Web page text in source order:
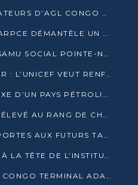
EN FORMATION JUSQU’EN JUILLET
FRAUDE À LA SIMBOX : L’ARPCE DÉMANTÈLE UN RÉSEAU UTILISANT DES CARTES SIM OUGANDAISES
CONGO TERMINAL ET LE SAMU SOCIAL POINTE-NOIRE RENOUVELLENT LEUR PARTENARIAT EN FAVEUR DES JEUNES VULNÉRABLES
ENSEIGNEMENT SUPÉRIEUR : L’UNICEF VEUT RENFORCER LA RECHERCHE SUR LES QUESTIONS DE L’ENFANCE
CARBURANT : LE PARADOXE D’UN PAYS PÉTROLIER CONFRONTÉ À DES PÉNURIES RÉCURRENTES
MAIXENT RAOUL OMINGA ÉLEVÉ AU RANG DE CHEVALIER DE L’ORDRE DE L’AMITIÉ ENTRE LA RUSSIE ET LE CONGO
AGL CONGO OUVRE SES PORTES AUX FUTURS TALENTS DE LA LOGISTIQUE
ÉTIENNE PAKA CONFIRMÉ À LA TÊTE DE L’INSTITUT GÉOGRAPHIQUE NATIONAL
PORT DE POINTE-NOIRE : CONGO TERMINAL ADAPTE SON DRAGAGE AUX SABLES BITUMINEUX